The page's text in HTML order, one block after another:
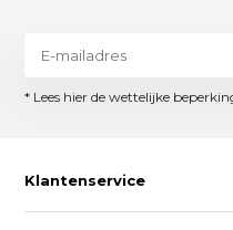
* Lees hier de wettelijke
Klantenservice